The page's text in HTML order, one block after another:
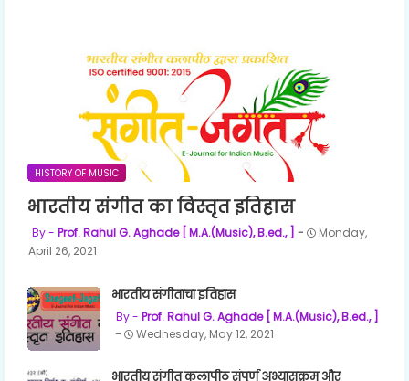
HISTORY OF MUSIC
भारतीय संगीत का विस्तृत इतिहास
Prof. Rahul G. Aghade [ M.A.(Music), B.ed., ]
Monday,
April 26, 2021
भारतीय संगीताचा इतिहास
Prof. Rahul G. Aghade [ M.A.(Music), B.ed., ]
Wednesday, May 12, 2021
भारतीय संगीत कलापीठ संपूर्ण अभ्यासक्रम और